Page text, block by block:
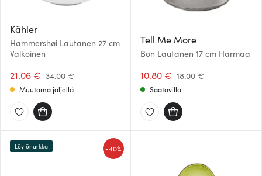
Kähler
Hammershøi Lautanen 27 cm
Valkoinen
21.06 € 34.00 €
Muutama jäljellä
Tell Me More
Bon Lautanen 17 cm Harmaa
10.80 € 18.00 €
Saatavilla
-40%
Löytönurkka